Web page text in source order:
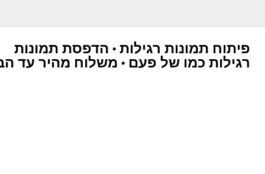
פיתוח תמונות רגילות • הדפסת תמונות
רגילות כמו של פעם • משלוח מהיר עד